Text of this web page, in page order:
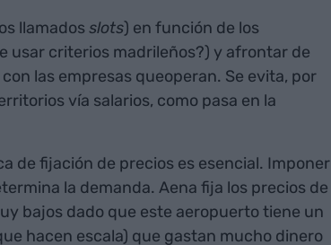
llamadosslots) en función de los
usar criterios madrileños?) y afrontar de
las empresas queoperan. Se evita, por
vía salarios, como pasa en la
de fijación de precios es esencial. Imponer
la demanda. Aena fija los precios de
bajos dado que este aeropuerto tiene un
hacen escala) que gastan mucho dinero